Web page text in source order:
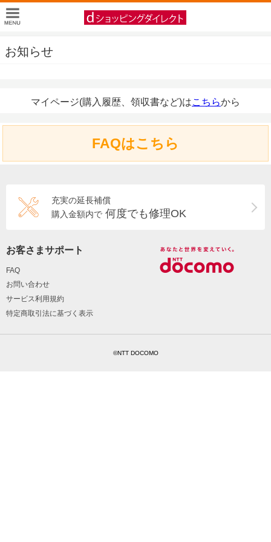
お知らせ
マイページ(購入履歴、領収書など)はこちらから
FAQはこちら
充実の延長補償
購入金額内で 何度でも修理OK
お客さまサポート
FAQ
お問い合わせ
サービス利用規約
特定商取引法に基づく表示
©NTT DOCOMO